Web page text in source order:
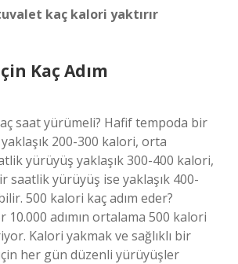
kaç kalori yaktırır
Kaç Adım
saat yürümeli? Hafif tempoda bir
200-300 kalori, orta
yürüyüş yaklaşık 300-400 kalori,
saatlik yürüyüş ise yaklaşık 400-
500 kalori kaç adım eder?
10.000 adımın ortalama 500 kalori
Kalori yakmak ve sağlıklı bir
her gün düzenli yürüyüşler